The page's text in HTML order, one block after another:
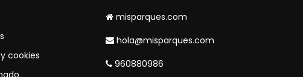
cookies
misparques.com
hola@misparques.com
960880986